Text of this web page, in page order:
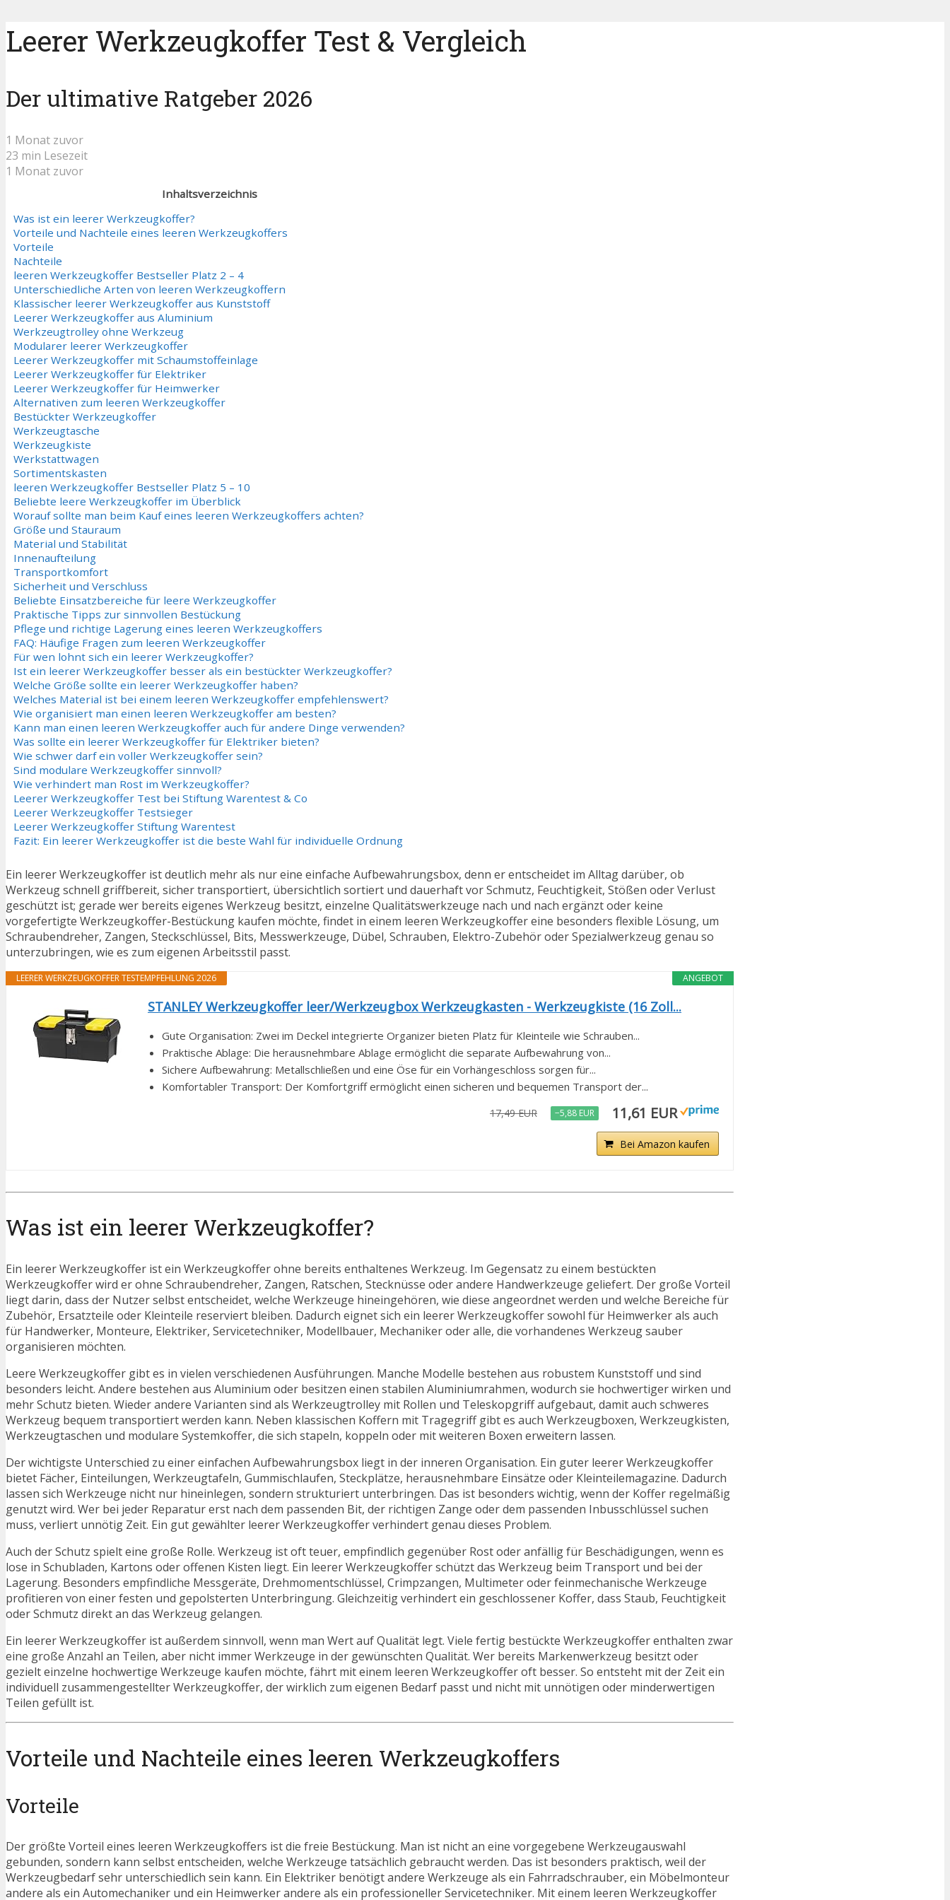
Leerer Werkzeugkoffer Test & Vergleich
Der ultimative Ratgeber 2026
1 Monat zuvor
23 min Lesezeit
1 Monat zuvor
Inhaltsverzeichnis
Was ist ein leerer Werkzeugkoffer?
Vorteile und Nachteile eines leeren Werkzeugkoffers
Vorteile
Nachteile
leeren Werkzeugkoffer Bestseller Platz 2 – 4
Unterschiedliche Arten von leeren Werkzeugkoffern
Klassischer leerer Werkzeugkoffer aus Kunststoff
Leerer Werkzeugkoffer aus Aluminium
Werkzeugtrolley ohne Werkzeug
Modularer leerer Werkzeugkoffer
Leerer Werkzeugkoffer mit Schaumstoffeinlage
Leerer Werkzeugkoffer für Elektriker
Leerer Werkzeugkoffer für Heimwerker
Alternativen zum leeren Werkzeugkoffer
Bestückter Werkzeugkoffer
Werkzeugtasche
Werkzeugkiste
Werkstattwagen
Sortimentskasten
leeren Werkzeugkoffer Bestseller Platz 5 – 10
Beliebte leere Werkzeugkoffer im Überblick
Worauf sollte man beim Kauf eines leeren Werkzeugkoffers achten?
Größe und Stauraum
Material und Stabilität
Innenaufteilung
Transportkomfort
Sicherheit und Verschluss
Beliebte Einsatzbereiche für leere Werkzeugkoffer
Praktische Tipps zur sinnvollen Bestückung
Pflege und richtige Lagerung eines leeren Werkzeugkoffers
FAQ: Häufige Fragen zum leeren Werkzeugkoffer
Für wen lohnt sich ein leerer Werkzeugkoffer?
Ist ein leerer Werkzeugkoffer besser als ein bestückter Werkzeugkoffer?
Welche Größe sollte ein leerer Werkzeugkoffer haben?
Welches Material ist bei einem leeren Werkzeugkoffer empfehlenswert?
Wie organisiert man einen leeren Werkzeugkoffer am besten?
Kann man einen leeren Werkzeugkoffer auch für andere Dinge verwenden?
Was sollte ein leerer Werkzeugkoffer für Elektriker bieten?
Wie schwer darf ein voller Werkzeugkoffer sein?
Sind modulare Werkzeugkoffer sinnvoll?
Wie verhindert man Rost im Werkzeugkoffer?
Leerer Werkzeugkoffer Test bei Stiftung Warentest & Co
Leerer Werkzeugkoffer Testsieger
Leerer Werkzeugkoffer Stiftung Warentest
Fazit: Ein leerer Werkzeugkoffer ist die beste Wahl für individuelle Ordnung
Ein leerer Werkzeugkoffer ist deutlich mehr als nur eine einfache Aufbewahrungsbox, denn er entscheidet im Alltag darüber, ob
Werkzeug schnell griffbereit, sicher transportiert, übersichtlich sortiert und dauerhaft vor Schmutz, Feuchtigkeit, Stößen oder Verlust
geschützt ist; gerade wer bereits eigenes Werkzeug besitzt, einzelne Qualitätswerkzeuge nach und nach ergänzt oder keine
vorgefertigte Werkzeugkoffer-Bestückung kaufen möchte, findet in einem leeren Werkzeugkoffer eine besonders flexible Lösung, um
Schraubendreher, Zangen, Steckschlüssel, Bits, Messwerkzeuge, Dübel, Schrauben, Elektro-Zubehör oder Spezialwerkzeug genau so
unterzubringen, wie es zum eigenen Arbeitsstil passt.
ANGEBOT
LEERER WERKZEUGKOFFER TESTEMPFEHLUNG 2026
STANLEY Werkzeugkoffer leer/Werkzeugbox Werkzeugkasten - Werkzeugkiste (16 Zoll...
Gute Organisation: Zwei im Deckel integrierte Organizer bieten Platz für Kleinteile wie Schrauben...
Praktische Ablage: Die herausnehmbare Ablage ermöglicht die separate Aufbewahrung von...
Sichere Aufbewahrung: Metallschließen und eine Öse für ein Vorhängeschloss sorgen für...
Komfortabler Transport: Der Komfortgriff ermöglicht einen sicheren und bequemen Transport der...
17,49 EUR −5,88 EUR 11,61 EUR
Bei Amazon kaufen
Was ist ein leerer Werkzeugkoffer?
Ein leerer Werkzeugkoffer ist ein Werkzeugkoffer ohne bereits enthaltenes Werkzeug. Im Gegensatz zu einem bestückten
Werkzeugkoffer wird er ohne Schraubendreher, Zangen, Ratschen, Stecknüsse oder andere Handwerkzeuge geliefert. Der große Vorteil
liegt darin, dass der Nutzer selbst entscheidet, welche Werkzeuge hineingehören, wie diese angeordnet werden und welche Bereiche für
Zubehör, Ersatzteile oder Kleinteile reserviert bleiben. Dadurch eignet sich ein leerer Werkzeugkoffer sowohl für Heimwerker als auch
für Handwerker, Monteure, Elektriker, Servicetechniker, Modellbauer, Mechaniker oder alle, die vorhandenes Werkzeug sauber
organisieren möchten.
Leere Werkzeugkoffer gibt es in vielen verschiedenen Ausführungen. Manche Modelle bestehen aus robustem Kunststoff und sind
besonders leicht. Andere bestehen aus Aluminium oder besitzen einen stabilen Aluminiumrahmen, wodurch sie hochwertiger wirken und
mehr Schutz bieten. Wieder andere Varianten sind als Werkzeugtrolley mit Rollen und Teleskopgriff aufgebaut, damit auch schweres
Werkzeug bequem transportiert werden kann. Neben klassischen Koffern mit Tragegriff gibt es auch Werkzeugboxen, Werkzeugkisten,
Werkzeugtaschen und modulare Systemkoffer, die sich stapeln, koppeln oder mit weiteren Boxen erweitern lassen.
Der wichtigste Unterschied zu einer einfachen Aufbewahrungsbox liegt in der inneren Organisation. Ein guter leerer Werkzeugkoffer
bietet Fächer, Einteilungen, Werkzeugtafeln, Gummischlaufen, Steckplätze, herausnehmbare Einsätze oder Kleinteilemagazine. Dadurch
lassen sich Werkzeuge nicht nur hineinlegen, sondern strukturiert unterbringen. Das ist besonders wichtig, wenn der Koffer regelmäßig
genutzt wird. Wer bei jeder Reparatur erst nach dem passenden Bit, der richtigen Zange oder dem passenden Inbusschlüssel suchen
muss, verliert unnötig Zeit. Ein gut gewählter leerer Werkzeugkoffer verhindert genau dieses Problem.
Auch der Schutz spielt eine große Rolle. Werkzeug ist oft teuer, empfindlich gegenüber Rost oder anfällig für Beschädigungen, wenn es
lose in Schubladen, Kartons oder offenen Kisten liegt. Ein leerer Werkzeugkoffer schützt das Werkzeug beim Transport und bei der
Lagerung. Besonders empfindliche Messgeräte, Drehmomentschlüssel, Crimpzangen, Multimeter oder feinmechanische Werkzeuge
profitieren von einer festen und gepolsterten Unterbringung. Gleichzeitig verhindert ein geschlossener Koffer, dass Staub, Feuchtigkeit
oder Schmutz direkt an das Werkzeug gelangen.
Ein leerer Werkzeugkoffer ist außerdem sinnvoll, wenn man Wert auf Qualität legt. Viele fertig bestückte Werkzeugkoffer enthalten zwar
eine große Anzahl an Teilen, aber nicht immer Werkzeuge in der gewünschten Qualität. Wer bereits Markenwerkzeug besitzt oder
gezielt einzelne hochwertige Werkzeuge kaufen möchte, fährt mit einem leeren Werkzeugkoffer oft besser. So entsteht mit der Zeit ein
individuell zusammengestellter Werkzeugkoffer, der wirklich zum eigenen Bedarf passt und nicht mit unnötigen oder minderwertigen
Teilen gefüllt ist.
Vorteile und Nachteile eines leeren Werkzeugkoffers
Vorteile
Der größte Vorteil eines leeren Werkzeugkoffers ist die freie Bestückung. Man ist nicht an eine vorgegebene Werkzeugauswahl
gebunden, sondern kann selbst entscheiden, welche Werkzeuge tatsächlich gebraucht werden. Das ist besonders praktisch, weil der
Werkzeugbedarf sehr unterschiedlich sein kann. Ein Elektriker benötigt andere Werkzeuge als ein Fahrradschrauber, ein Möbelmonteur
andere als ein Automechaniker und ein Heimwerker andere als ein professioneller Servicetechniker. Mit einem leeren Werkzeugkoffer